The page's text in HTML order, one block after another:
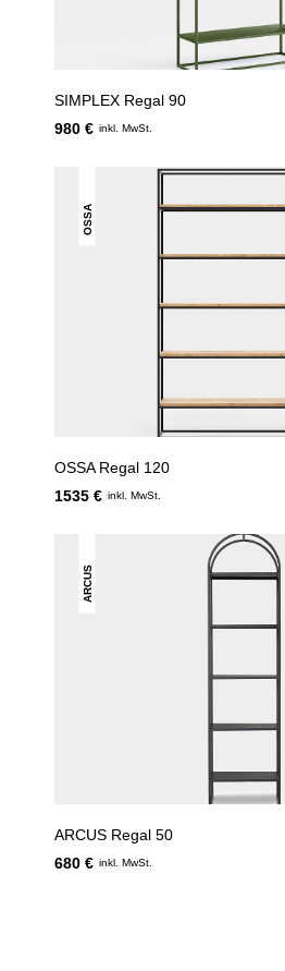
SIMPLEX Regal 90
980 € inkl. MwSt.
OSSA
OSSA Regal 120
1535 € inkl. MwSt.
ARCUS
ARCUS Regal 50
680 € inkl. MwSt.